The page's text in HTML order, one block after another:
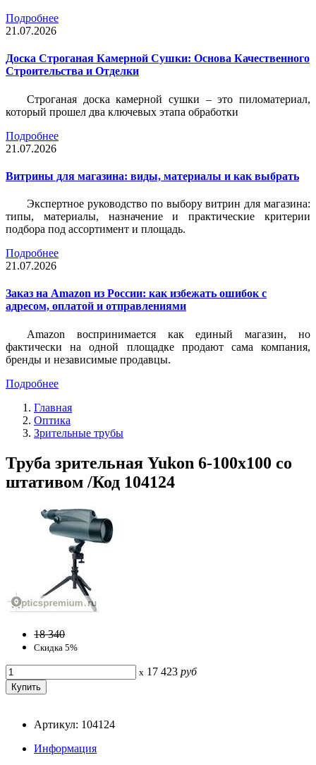
Подробнее
21.07.2026
Доска Строганая Камерной Сушки: Основа Качественного
Строительства и Отделки
Строганая доска камерной сушки – это пиломатериал,
который прошел два ключевых этапа обработки
Подробнее
21.07.2026
Витрины для магазина: виды, материалы и как выбрать
Экспертное руководство по выбору витрин для магазина:
типы, материалы, назначение и практические критерии
подбора под ассортимент и площадь.
Подробнее
21.07.2026
Заказ на Amazon из России: как избежать ошибок с
адресом, оплатой и отправлениями
Amazon воспринимается как единый магазин, но
фактически на одной площадке продают сама компания,
бренды и независимые продавцы.
Подробнее
Главная
Оптика
Зрительные трубы
Труба зрительная Yukon 6-100x100 со
штативом /Код 104124
18 340
Скидка 5%
x 17 423 руб
Артикул: 104124
Информация